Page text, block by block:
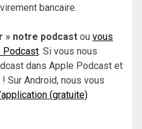
bancaire.
» notre podcast ou vous
Podcast. Si vous nous
dans Apple Podcast et
Sur Android, nous vous
(gratuite)